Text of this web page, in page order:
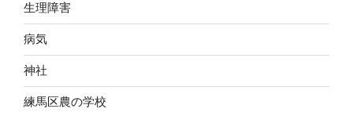
生理障害
病気
神社
練馬区農の学校